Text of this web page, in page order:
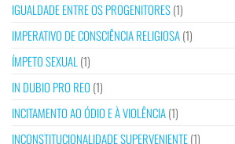
IGUALDADE ENTRE OS PROGENITORES(1)
IMPERATIVO DE CONSCIÊNCIA RELIGIOSA(1)
ÍMPETO SEXUAL (1)
IN DUBIO PRO REO (1)
INCITAMENTO AO ÓDIO E À VIOLÊNCIA(1)
INCONSTITUCIONALIDADE SUPERVENIENTE(1)